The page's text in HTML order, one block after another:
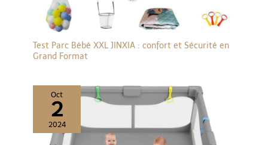
Test Parc Bébé XXL JINXIA : confort et Sécurité en
Grand Format
Oct
2
2024